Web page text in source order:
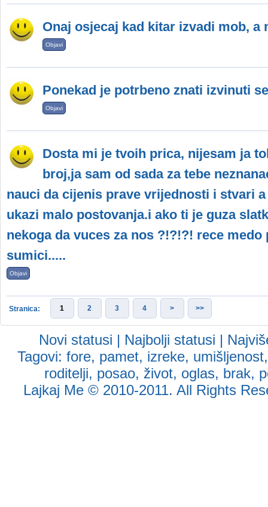
Onaj osjecaj kad kitar izvadi mob, a
Objavi
Ponekad je potrbeno znati izvinuti
Objavi
Dosta mi je tvoih prica, nijesam ja
broj,ja sam od sada za tebe
nauci da cijenis prave vrijednosti i stvari
ukazi malo postovanja.i ako ti je guza
nekoga da vuces za nos ?!?!?! rece
sumici.....
Objavi
Stranica: 1 2 3 4 > >>
Novi statusi | Najbolji statusi |
Tagovi:fore, pamet, izreke, umišljenost
roditelji, posao, život, oglas, brak,
Lajkaj Me © 2010-2011. All Rights